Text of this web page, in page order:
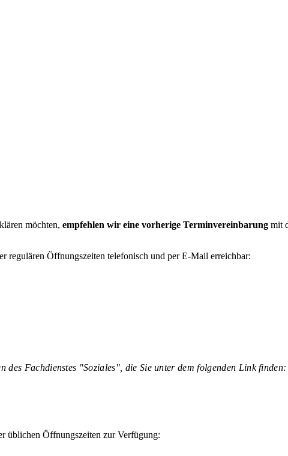
möchten, empfehlen wir eine vorherige Terminvereinbarung mit
regulären Öffnungszeiten telefonisch und per E-Mail erreichbar:
des Fachdienstes "Soziales", die Sie unter dem folgenden Link finden:
üblichen Öffnungszeiten zur Verfügung: